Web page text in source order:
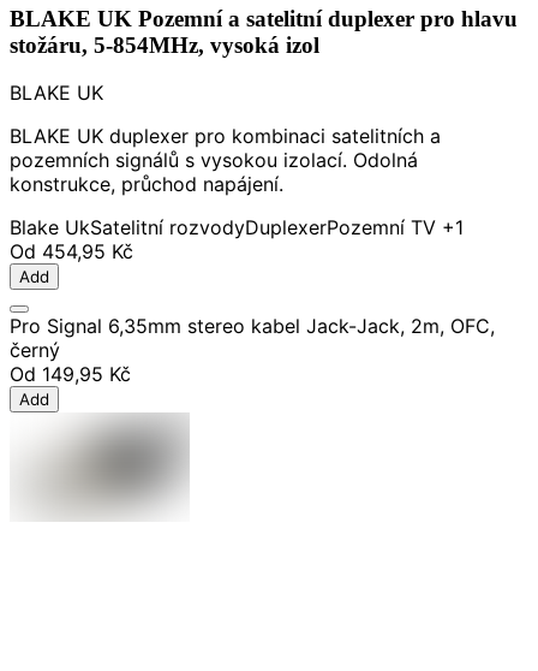
BLAKE UK Pozemní a satelitní duplexer pro hlavu
stožáru, 5-854MHz, vysoká izol
BLAKE UK
BLAKE UK duplexer pro kombinaci satelitních a
pozemních signálů s vysokou izolací. Odolná
konstrukce, průchod napájení.
Blake UkSatelitní rozvodyDuplexerPozemní TV +1
Od 454,95 Kč
Add
Pro Signal 6,35mm stereo kabel Jack-Jack, 2m, OFC,
černý
Od 149,95 Kč
Add